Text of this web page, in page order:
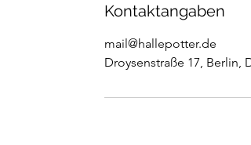
Kontaktangaben
mail@hallepotter.de
Droysenstraße 17, Berlin,